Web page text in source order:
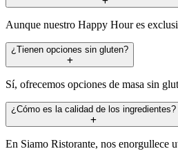
Aunque nuestro Happy Hour es
¿Tienen opciones sin gluten?
Sí, ofrecemos opciones de masa sin
¿Cómo es la calidad de los ingredientes?
En Siamo Ristorante, nos enorgullece